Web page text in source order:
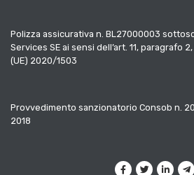
Polizza assicurativa n. BL27000003
Services SE ai sensi dell’art. 11, paragrafo
(UE) 2020/1503
Provvedimento sanzionatorio Consob n.
2018